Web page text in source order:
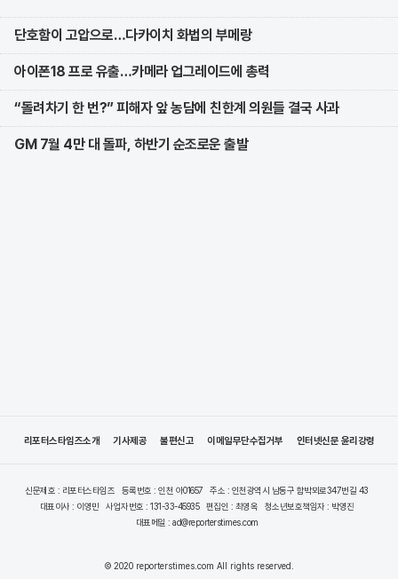
단호함이 고압으로…다카이치 화법의 부메랑
아이폰18 프로 유출…카메라 업그레이드에 총력
“돌려차기 한 번?” 피해자 앞 농담에 친한계 의원들 결국 사과
GM 7월 4만 대 돌파, 하반기 순조로운 출발
리포터스타임즈소개 기사제공 불편신고 이메일무단수집거부 인터넷신문 윤리강령
신문제호 : 리포터스타임즈 등록번호 : 인천 아01657
주소 : 인천광역시 남동구 함박뫼로347번길 43
대표이사 : 이영민
사업자번호 : 131-33-45935 편집인 : 최영옥
청소년보호책임자 : 박영진
대표메일 : ad@reporterstimes.com
© 2020 reporterstimes.com All rights reserved.